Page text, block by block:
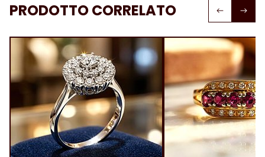
PRODOTTO CORRELATO